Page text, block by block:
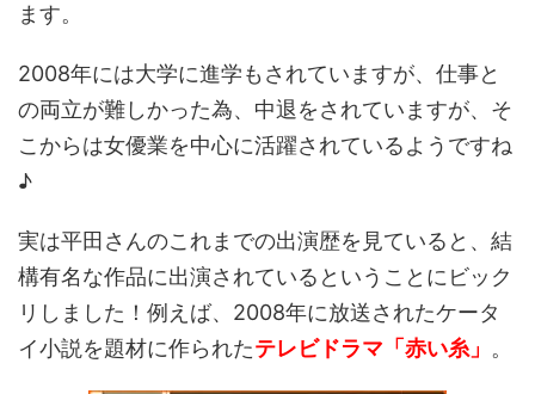
ます。
2008年には大学に進学もされていますが、仕事と
の両立が難しかった為、中退をされていますが、そ
こからは女優業を中心に活躍されているようですね
♪
実は平田さんのこれまでの出演歴を見ていると、結
構有名な作品に出演されているということにビック
リしました！例えば、2008年に放送されたケータ
イ小説を題材に作られたテレビドラマ「赤い糸」 。